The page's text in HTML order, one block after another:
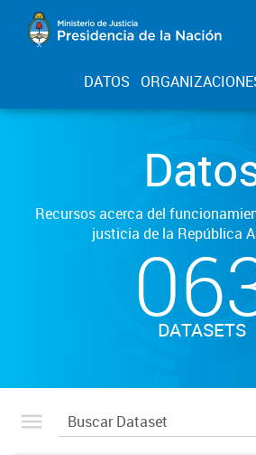
DATOS
Recursos acerca del
justicia de la República
DATASETS